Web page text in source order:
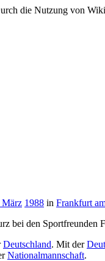
die Nutzung von
März 1988 in Frankfurt
bei den Sportfreunden
Deutschland. Mit der
Nationalmannschaft.